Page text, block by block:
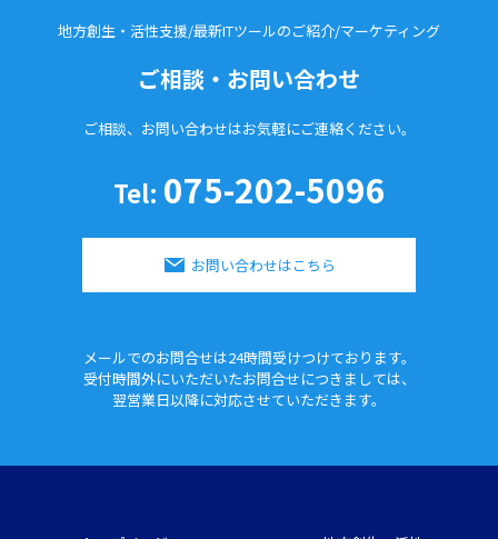
地方創生・活性支援/最新ITツールのご紹介/マーケティング
ご相談・お問い合わせ
ご相談、お問い合わせはお気軽にご連絡ください。
Tel: 075-202-5096
お問い合わせはこちら
メールでのお問合せは24時間受けつけております。
受付時間外にいただいたお問合せにつきましては、
翌営業日以降に対応させていただきます。